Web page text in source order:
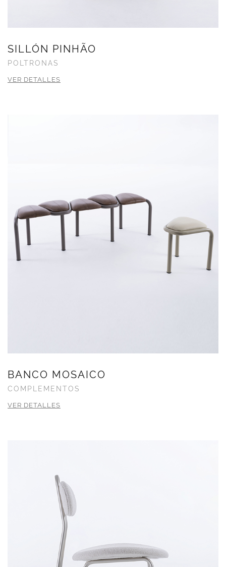
SILLÓN PINHÃO
POLTRONAS
VER DETALLES
BANCO MOSAICO
COMPLEMENTOS
VER DETALLES